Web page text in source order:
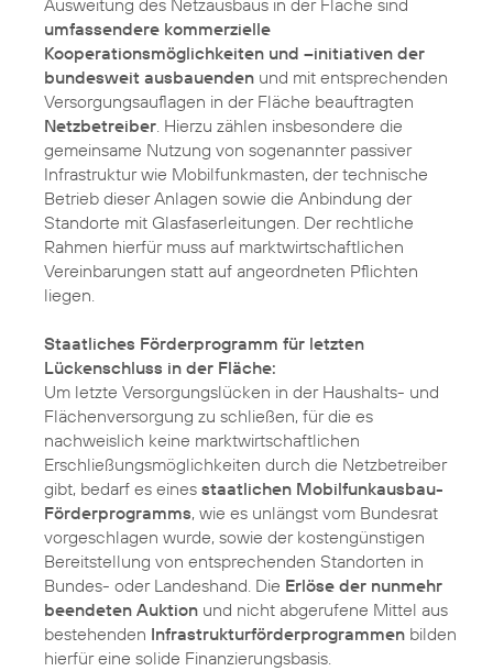
Ausweitung des Netzausbaus in der Fläche sind
umfassendere kommerzielle
Kooperationsmöglichkeiten und –initiativen der
bundesweit ausbauenden und mit entsprechenden
Versorgungsauflagen in der Fläche beauftragten
Netzbetreiber. Hierzu zählen insbesondere die
gemeinsame Nutzung von sogenannter passiver
Infrastruktur wie Mobilfunkmasten, der technische
Betrieb dieser Anlagen sowie die Anbindung der
Standorte mit Glasfaserleitungen. Der rechtliche
Rahmen hierfür muss auf marktwirtschaftlichen
Vereinbarungen statt auf angeordneten Pflichten
liegen.
Staatliches Förderprogramm für letzten
Lückenschluss in der Fläche:
Um letzte Versorgungslücken in der Haushalts- und
Flächenversorgung zu schließen, für die es
nachweislich keine marktwirtschaftlichen
Erschließungsmöglichkeiten durch die Netzbetreiber
gibt, bedarf es eines staatlichen Mobilfunkausbau-
Förderprogramms, wie es unlängst vom Bundesrat
vorgeschlagen wurde, sowie der kostengünstigen
Bereitstellung von entsprechenden Standorten in
Bundes- oder Landeshand. Die Erlöse der nunmehr
beendeten Auktion und nicht abgerufene Mittel aus
bestehenden Infrastrukturförderprogrammen bilden
hierfür eine solide Finanzierungsbasis.